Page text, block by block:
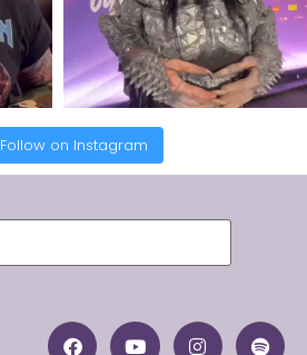
Follow on Instagram